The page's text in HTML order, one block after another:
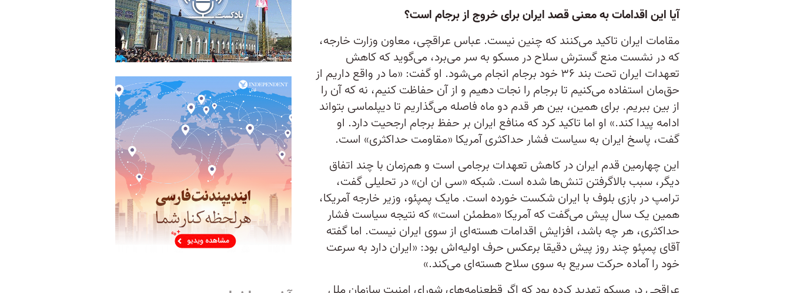
آیا این اقدامات به معنی قصد ایران برای خروج از برجام است؟
مقامات ایران تاکید می‌کنند که چنین نیست. عباس عراقچی، معاون وزارت خارجه،
که در نشست منع گسترش سلاح در مسکو به سر می‌برد، می‌گوید که کاهش
تعهدات ایران تحت بند ۳۶ خود برجام انجام می‌شود. او گفت: «ما در واقع داریم از
حق‌مان استفاده می‌کنیم تا برجام را نجات دهیم و از آن حفاظت کنیم، نه که آن ‌را
از بین ببریم. برای همین، بین هر قدم دو ماه فاصله می‌گذاریم تا دیپلماسی بتواند
ادامه پیدا کند.» او اما تاکید کرد که منافع ایران بر حفظ برجام ارجحیت دارد. او
گفت، پاسخ ایران به سیاست فشار حداکثری آمریکا «مقاومت حداکثری» است.
این چهارمین قدم ایران در کاهش تعهدات برجامی است و هم‌زمان با چند اتفاق
دیگر، سبب بالاگرفتن تنش‌ها شده است. شبکه «سی ان ان» در تحلیلی گفت،
ترامپ در بازی بلوف با ایران شکست خورده است. مایک پمپئو، وزیر خارجه آمریکا،
همین یک سال پیش می‌گفت که آمریکا «مطمئن است» که نتیجه سیاست فشار
حداکثری، هر چه باشد، افزایش اقدامات هسته‌ای از سوی ایران نیست. اما گفته
آقای پمپئو چند روز پیش دقیقا برعکس حرف اولیه‌اش بود: «ایران دارد به سرعت
خود را آماده حرکت سریع به سوی سلاح هسته‌ای می‌کند.»